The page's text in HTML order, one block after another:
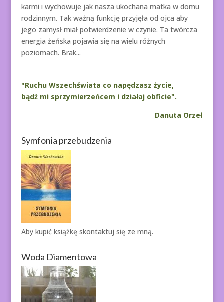
karmi i wychowuje jak nasza ukochana matka w domu
rodzinnym. Tak ważną funkcję przyjęła od ojca aby
jego zamysł miał potwierdzenie w czynie. Ta twórcza
energia żeńska pojawia się na wielu różnych
poziomach. Brak...
"Ruchu Wszechświata co napędzasz życie,
bądź mi sprzymierzeńcem i działaj obficie".
Danuta Orzeł
Symfonia przebudzenia
Aby kupić książkę skontaktuj się ze mną.
Woda Diamentowa